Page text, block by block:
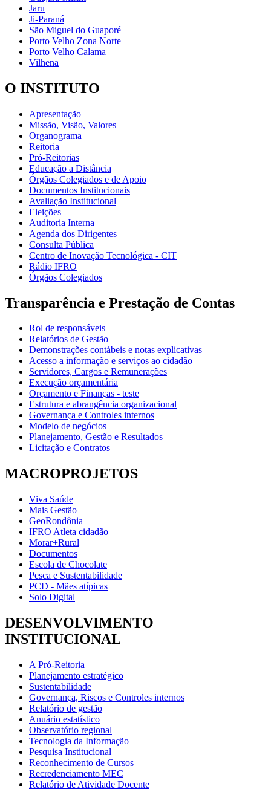
Jaru
Ji-Paraná
São Miguel do Guaporé
Porto Velho Zona Norte
Porto Velho Calama
Vilhena
O INSTITUTO
Apresentação
Missão, Visão, Valores
Organograma
Reitoria
Pró-Reitorias
Educação a Distância
Órgãos Colegiados e de Apoio
Documentos Institucionais
Avaliação Institucional
Eleições
Auditoria Interna
Agenda dos Dirigentes
Consulta Pública
Centro de Inovação Tecnológica - CIT
Rádio IFRO
Órgãos Colegiados
Transparência e Prestação de Contas
Rol de responsáveis
Relatórios de Gestão
Demonstrações contábeis e notas explicativas
Acesso a informação e serviços ao cidadão
Servidores, Cargos e Remunerações
Execução orçamentária
Orçamento e Finanças - teste
Estrutura e abrangência organizacional
Governança e Controles internos
Modelo de negócios
Planejamento, Gestão e Resultados
Licitação e Contratos
MACROPROJETOS
Viva Saúde
Mais Gestão
GeoRondônia
IFRO Atleta cidadão
Morar+Rural
Documentos
Escola de Chocolate
Pesca e Sustentabilidade
PCD - Mães atípicas
Solo Digital
DESENVOLVIMENTO
INSTITUCIONAL
A Pró-Reitoria
Planejamento estratégico
Sustentabilidade
Governança, Riscos e Controles internos
Relatório de gestão
Anuário estatístico
Observatório regional
Tecnologia da Informação
Pesquisa Institucional
Reconhecimento de Cursos
Recredenciamento MEC
Relatório de Atividade Docente